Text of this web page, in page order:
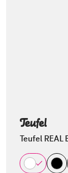
Teufel REAL